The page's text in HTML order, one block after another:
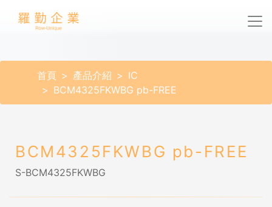
首頁 產品介紹
IC
BCM4325FKWBG pb-FREE
BCM4325FKWBG pb-FREE
S-BCM4325FKWBG